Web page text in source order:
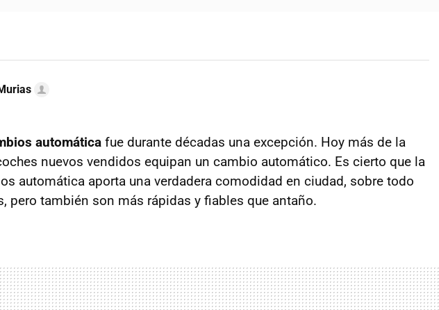
automática fue durante décadas una excepción. Hoy más de la
nuevos vendidos equipan un cambio automático. Es cierto que la
automática aporta una verdadera comodidad en ciudad, sobre todo
pero también son más rápidas y fiables que antaño.